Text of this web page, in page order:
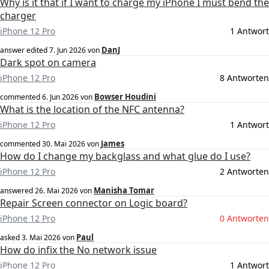
charger
iPhone 12 Pro 1 Antwort
answer edited7. Jun 2026von DanJ
Dark spot on camera
iPhone 12 Pro 8 Antworten
commented6. Jun 2026von Bowser Houdini
What is the location of the NFC antenna?
iPhone 12 Pro 1 Antwort
commented30. Mai 2026von James
How do I change my backglass and what glue do I use?
iPhone 12 Pro 2 Antworten
answered26. Mai 2026von Manisha Tomar
Repair Screen connector on Logic board?
iPhone 12 Pro 0 Antworten
asked3. Mai 2026von Paul
How do infix the No network issue
iPhone 12 Pro 1 Antwort